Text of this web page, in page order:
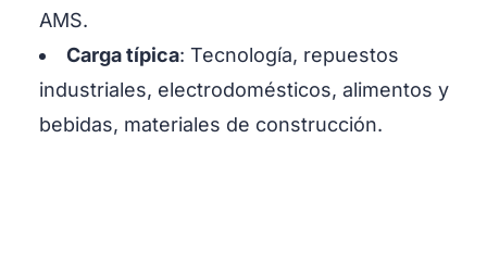
AMS.
Carga típica: Tecnología, repuestos
industriales, electrodomésticos, alimentos y
bebidas, materiales de construcción.